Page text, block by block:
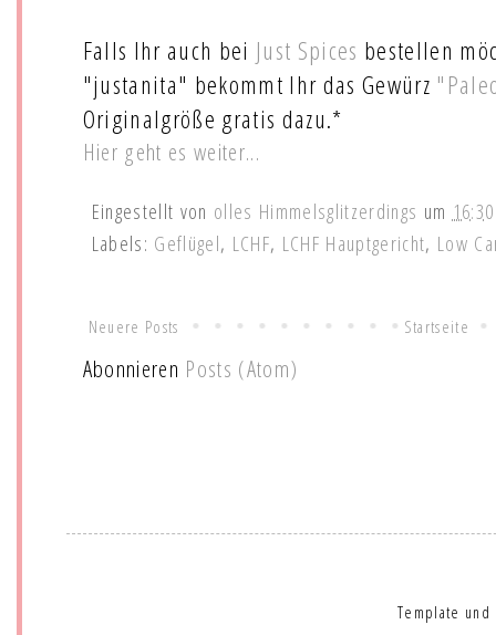
Falls Ihr auch bei Just Spices bestellen
"justanita" bekommt Ihr das Gewürz
Originalgröße gratis dazu.*
Hier geht es weiter...
Eingestellt von olles Himmelsglitzerdings um 16:30
Labels: Geflügel, LCHF, LCHF Hauptgericht, Low
Neuere Posts Startseite
Abonnieren Posts (Atom)
Template